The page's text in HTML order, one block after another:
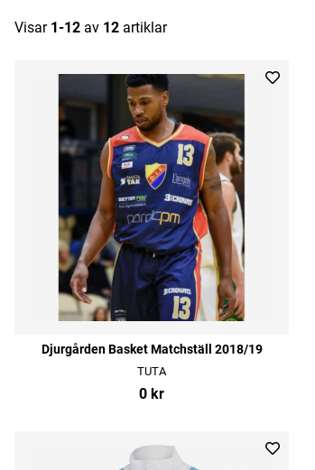
Visar 1-12 av 12 artiklar
Djurgården Basket Matchställ 2018/19
TUTA
0 kr